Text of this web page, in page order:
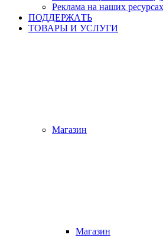
Реклама на наших ресурсах
ПОДДЕРЖАTЬ
ТОВАРЫ И УСЛУГИ
Магазин
Магазин